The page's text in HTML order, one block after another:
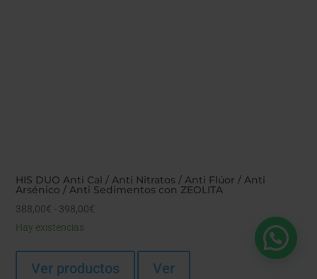
HIS DUO Anti Cal / Anti Nitratos / Anti Flúor / Anti
Arsénico / Anti Sedimentos con ZEOLITA
388,00€ - 398,00€
desde
Hay existencias
Ver productos Ver